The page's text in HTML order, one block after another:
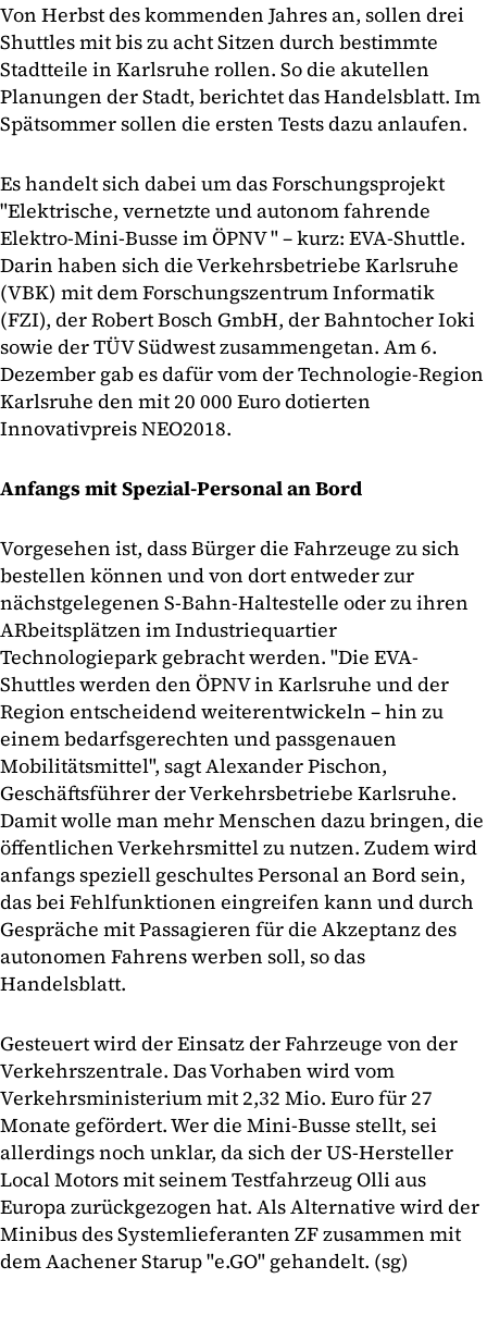
Von Herbst des kommenden Jahres an, sollen drei
Shuttles mit bis zu acht Sitzen durch bestimmte
Stadtteile in Karlsruhe rollen. So die akutellen
Planungen der Stadt, berichtet das Handelsblatt. Im
Spätsommer sollen die ersten Tests dazu anlaufen.
Es handelt sich dabei um das Forschungsprojekt
"Elektrische, vernetzte und autonom fahrende
Elektro-Mini-Busse im ÖPNV " – kurz: EVA-Shuttle.
Darin haben sich die Verkehrsbetriebe Karlsruhe
(VBK) mit dem Forschungszentrum Informatik
(FZI), der Robert Bosch GmbH, der Bahntocher Ioki
sowie der TÜV Südwest zusammengetan. Am 6.
Dezember gab es dafür vom der Technologie-Region
Karlsruhe den mit 20 000 Euro dotierten
Innovativpreis NEO2018.
Anfangs mit Spezial-Personal an Bord
Vorgesehen ist, dass Bürger die Fahrzeuge zu sich
bestellen können und von dort entweder zur
nächstgelegenen S-Bahn-Haltestelle oder zu ihren
ARbeitsplätzen im Industriequartier
Technologiepark gebracht werden. "Die EVA-
Shuttles werden den ÖPNV in Karlsruhe und der
Region entscheidend weiterentwickeln – hin zu
einem bedarfsgerechten und passgenauen
Mobilitätsmittel", sagt Alexander Pischon,
Geschäftsführer der Verkehrsbetriebe Karlsruhe.
Damit wolle man mehr Menschen dazu bringen, die
öffentlichen Verkehrsmittel zu nutzen. Zudem wird
anfangs speziell geschultes Personal an Bord sein,
das bei Fehlfunktionen eingreifen kann und durch
Gespräche mit Passagieren für die Akzeptanz des
autonomen Fahrens werben soll, so das
Handelsblatt.
Gesteuert wird der Einsatz der Fahrzeuge von der
Verkehrszentrale. Das Vorhaben wird vom
Verkehrsministerium mit 2,32 Mio. Euro für 27
Monate gefördert. Wer die Mini-Busse stellt, sei
allerdings noch unklar, da sich der US-Hersteller
Local Motors mit seinem Testfahrzeug Olli aus
Europa zurückgezogen hat. Als Alternative wird der
Minibus des Systemlieferanten ZF zusammen mit
dem Aachener Starup "e.GO" gehandelt. (sg)